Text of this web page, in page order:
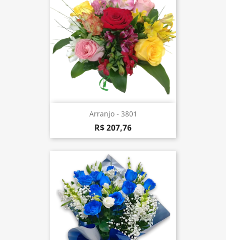
Arranjo - 3801
R$ 207,76